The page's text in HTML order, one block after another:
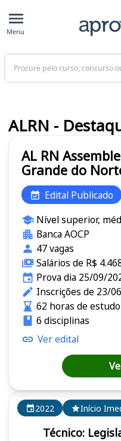
Menu
Buscar
2022 Início
Técnico:
AL RN
Grande do
Edital Publicado
Nível superior,
Banca AOCP
47 vagas
Salários de R$
Prova dia 25/09/
Inscrições de 23/
62 horas de estudo
6 disciplinas
Ver edital
ALRN -